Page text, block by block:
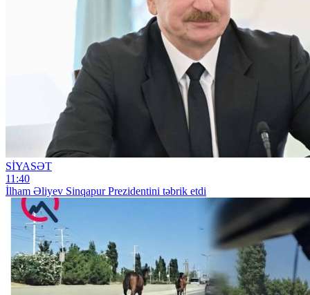
SİYASƏT
11:40
İlham Əliyev Sinqapur Prezidentini təbrik etdi